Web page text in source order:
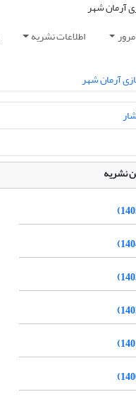
مرور اطلاعات نشریه
نشریه